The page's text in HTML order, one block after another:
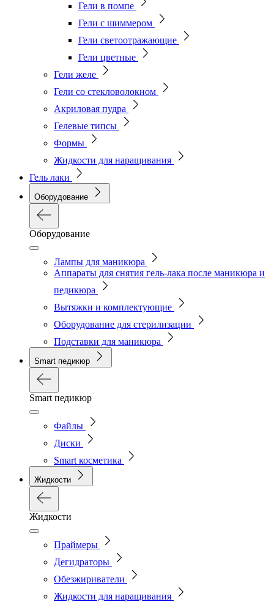
Гели в помпе
Гели с шиммером
Гели светоотражающие
Гели цветные
Гели желе
Гели со стекловолокном
Акриловая пудра
Гелевые типсы
Формы
Жидкости для наращивания
Гель лаки
Оборудование
Оборудование
Лампы для маникюра
Аппараты для снятия гель-лака после маникюра и
педикюра
Вытяжки и комплектующие
Оборудование для стерилизации
Подставки для маникюра
Smart педикюр
Smart педикюр
Файлы
Диски
Smart косметика
Жидкости
Жидкости
Праймеры
Дегидраторы
Обезжириватели
Жидкости для наращивания